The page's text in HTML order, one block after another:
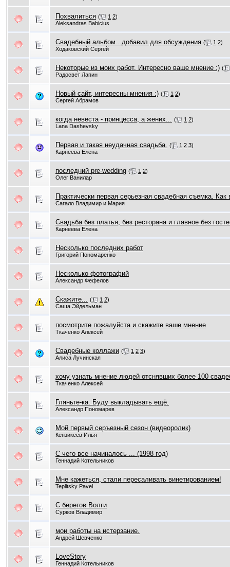
Похвалиться ( 1 2)
Aleksandras Babicius
Свадебный альбом...добавил для обсуждения ( 1 2)
Ходаковский Сергей
Некоторые из моих работ. Интересно ваше мнение :) (
Радосвет Лапин
Новый сайт, интересны мнения :) ( 1 2)
Сергей Абрамов
когда невеста - принцесса, а жених... ( 1 2)
Lana Dashevsky
Первая и такая неудачная свадьба. ( 1 2 3)
Карнеева Елена
последний pre-wedding ( 1 2)
Олег Ванилар
Практически первая серьезная свадебная съемка. Как
Сагало Владимир и Мария
Свадьба без платья, без ресторана и главное без
Карнеева Елена
Несколько последних работ
Григорий Пономаренко
Несколько фотографий
Александр Фефелов
Скажите... ( 1 2)
Саша Эйдельман
посмотрите пожалуйста и скажите ваше мнение
Ткаченко Алексей
Свадебные коллажи ( 1 2 3)
Алиса Лучинская
хочу узнать мнение людей отснявших более 100
Ткаченко Алексей
Гляньте-ка. Буду выкладывать ещё.
Александр Пономарев
Мой первый серъезный сезон (видеоролик)
Кензикеев Илья
С чего все начиналось ... (1998 год)
Геннадий Котельников
Мне кажеться, стали пересаливать винетированием!
Teplitsky Pavel
С берегов Волги
Сурков Владимир
мои работы на истерзание.
Андрей Шевченко
LoveStory
Геннадий Котельников